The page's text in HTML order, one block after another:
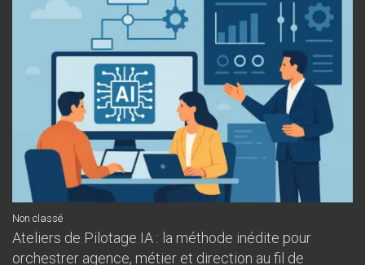
Non classé
Ateliers de Pilotage IA : la méthode inédite pour
orchestrer agence, métier et direction au fil de